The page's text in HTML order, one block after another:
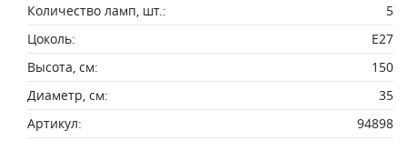
Количество ламп, шт.:
5
Цоколь:
E27
Высота, см:
150
Диаметр, см:
35
Артикул:
94898